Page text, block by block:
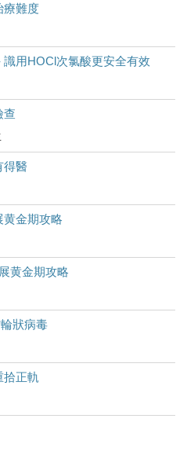
療難度
用HOCl次氯酸更安全有效
查
得醫
黄金期攻略
黄金期攻略
狀病毒
正軌